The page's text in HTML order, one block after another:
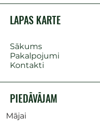
LAPAS KARTE
Sākums
Pakalpojumi
Kontakti
PIEDĀVĀJAM
Mājai